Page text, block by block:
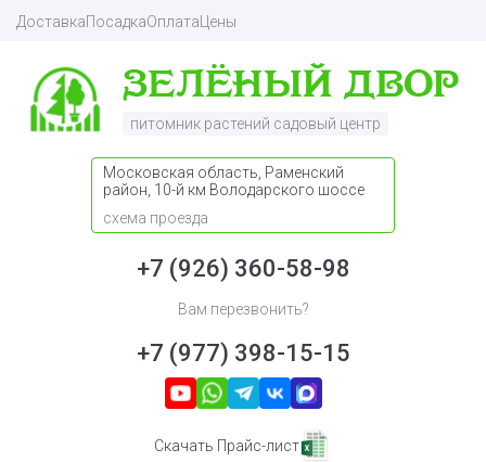
ДоставкаПосадкаОплата Цены
питомник растений садовый центр
Московская область, Раменский
район, 10-й км Володарского шоссе
схема проезда
+7 (926) 360-58-98
Вам перезвонить?
+7 (977) 398-15-15
Скачать Прайс-лист